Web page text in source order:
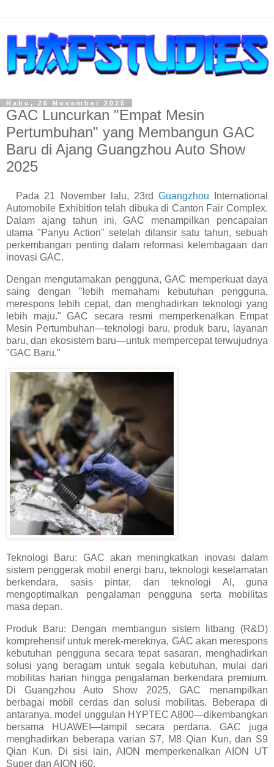
Rabu, 26 November 2025
GAC Luncurkan "Empat Mesin
Pertumbuhan" yang Membangun GAC
Baru di Ajang Guangzhou Auto Show
2025
Pada 21 November lalu, 23rd Guangzhou International
Automobile Exhibition telah dibuka di Canton Fair Complex.
Dalam ajang tahun ini, GAC menampilkan pencapaian
utama "Panyu Action" setelah dilansir satu tahun, sebuah
perkembangan penting dalam reformasi kelembagaan dan
inovasi GAC.
Dengan mengutamakan pengguna, GAC memperkuat daya
saing dengan "lebih memahami kebutuhan pengguna,
merespons lebih cepat, dan menghadirkan teknologi yang
lebih maju." GAC secara resmi memperkenalkan Empat
Mesin Pertumbuhan—teknologi baru, produk baru, layanan
baru, dan ekosistem baru—untuk mempercepat terwujudnya
"GAC Baru."
Teknologi Baru: GAC akan meningkatkan inovasi dalam
sistem penggerak mobil energi baru, teknologi keselamatan
berkendara, sasis pintar, dan teknologi AI, guna
mengoptimalkan pengalaman pengguna serta mobilitas
masa depan.
Produk Baru: Dengan membangun sistem litbang (R&D)
komprehensif untuk merek-mereknya, GAC akan merespons
kebutuhan pengguna secara tepat sasaran, menghadirkan
solusi yang beragam untuk segala kebutuhan, mulai dari
mobilitas harian hingga pengalaman berkendara premium.
Di Guangzhou Auto Show 2025, GAC menampilkan
berbagai mobil cerdas dan solusi mobilitas. Beberapa di
antaranya, model unggulan HYPTEC A800—dikembangkan
bersama HUAWEI—tampil secara perdana. GAC juga
menghadirkan beberapa varian S7, M8 Qian Kun, dan S9
Qian Kun. Di sisi lain, AION memperkenalkan AION UT
Super dan AION i60.